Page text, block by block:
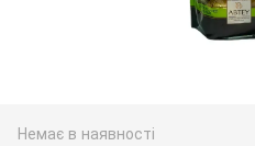
Немає в наявності